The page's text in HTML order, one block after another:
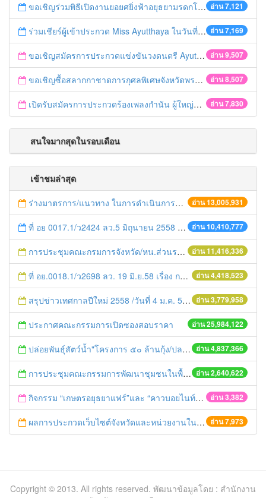
อ่าน 7,121
ขอเชิญร่วมพิธีเปิดงานยอยศยิ่งฟ้าอยุธยามรดกโลก
อ่าน 7,169
ร่วมเชียร์ผู้เข้าประกวด Miss Ayutthaya ในวันที่ 15 ธันวาคม 2560
อ่าน 9,507
ขอเชิญสมัครการประกวดแข่งขันวงดนตรี Ayutthaya battle of the bands
อ่าน 8,507
ขอเชิญซื้อสลากกาชาดการกุศลพิเศษจังหวัดพระนครศรีอยุธยา 2560
อ่าน 7,830
เปิดรับสมัครการประกวดร้องเพลงกำนัน ผู้ใหญ่บ้าน ฯลฯ
สนใจมากสุดในรอบเดือน
เข้าชมล่าสุด
อ่าน 13,005,931
ร่างมาตรการ/แนวทาง ในการดำเนินการประกอบการตรวจราชการแบบบูรณาการ
อ่าน 10,410,777
ที่ อย 0017.1/ว2424 ลว.5 มิถุนายน 2558 เรื่อง แจ้งกำหนดตรวจประเมินและให้คะแนนหน่วยงานที่สมัครเข้าร่วมโครงการพัฒนาหน่วยงานต้นแบบในการจัดตั้งศูนย์ข้อมูลข่าวสารของราชการฯ ประจำปีงบประมาณ พ.ศ. 2558
อ่าน 11,416,336
การประชุมคณะกรมการจังหวัด/หน.ส่วนราชการประจำเดือน มิถุนายน 2558
อ่าน 4,418,523
ที่ อย.0018.1/ว2698 ลว. 19 มิ.ย.58 เรื่อง การแก้ไขปัญหาหนี้สินให้แก่เกษตรกร
อ่าน 3,779,958
สรุปข่าวเทศกาลปีใหม่ 2558 /วันที่ 4 ม.ค. 58
อ่าน 25,984,122
ประกาศคณะกรรมการเปิดซองสอบราคา
อ่าน 4,837,366
ปล่อยพันธุ์สัตว์น้ำ"โครงการ ๕๐ ล้านกุ้ง/ปลา ฟื้นชีวิตใหม่ให้เจ้าพระยา
อ่าน 2,640,622
การประชุมคณะกรรมการพัฒนาชุมชนในพื้นที่รอบโรงไฟฟ้า (คพรฟ.) ครั้งที่ 2/2558 กองทุนพัฒนาไฟฟ้าบริษัท โรจนะเพาเวอร์ จำกัด
อ่าน 3,382
กิจกรรม “เกษตรอยุธยาแฟร์”และ “คาวบอยไนท์” ระหว่างวันที่ 20 – 24 มกราคม 2559
อ่าน 7,973
ผลการประกวดเว็บไซต์จังหวัดและหน่วยงานในสังกัด สป.
Copyright © 2013. All rights reserved. พัฒนาข้อมูลโดย : สำนักงาน